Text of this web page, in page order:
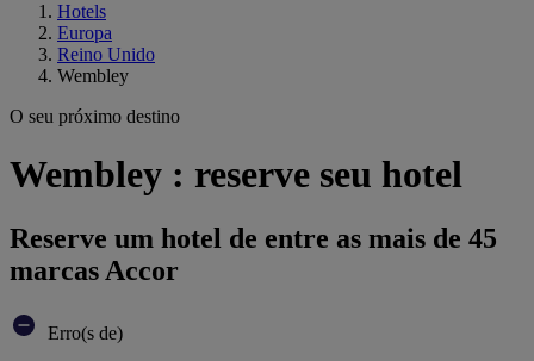
Hotels
Europa
Reino Unido
Wembley
O seu próximo destino
Wembley : reserve seu hotel
Reserve um hotel de entre as mais de 45
marcas Accor
Erro(s de)